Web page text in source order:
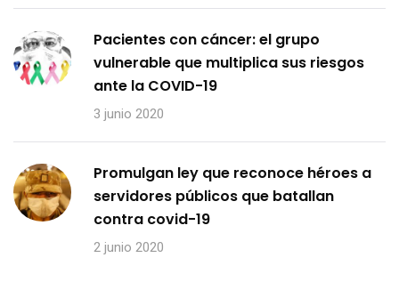
Pacientes con cáncer: el grupo
vulnerable que multiplica sus riesgos
ante la COVID-19
3 junio 2020
Promulgan ley que reconoce héroes a
servidores públicos que batallan
contra covid-19
2 junio 2020